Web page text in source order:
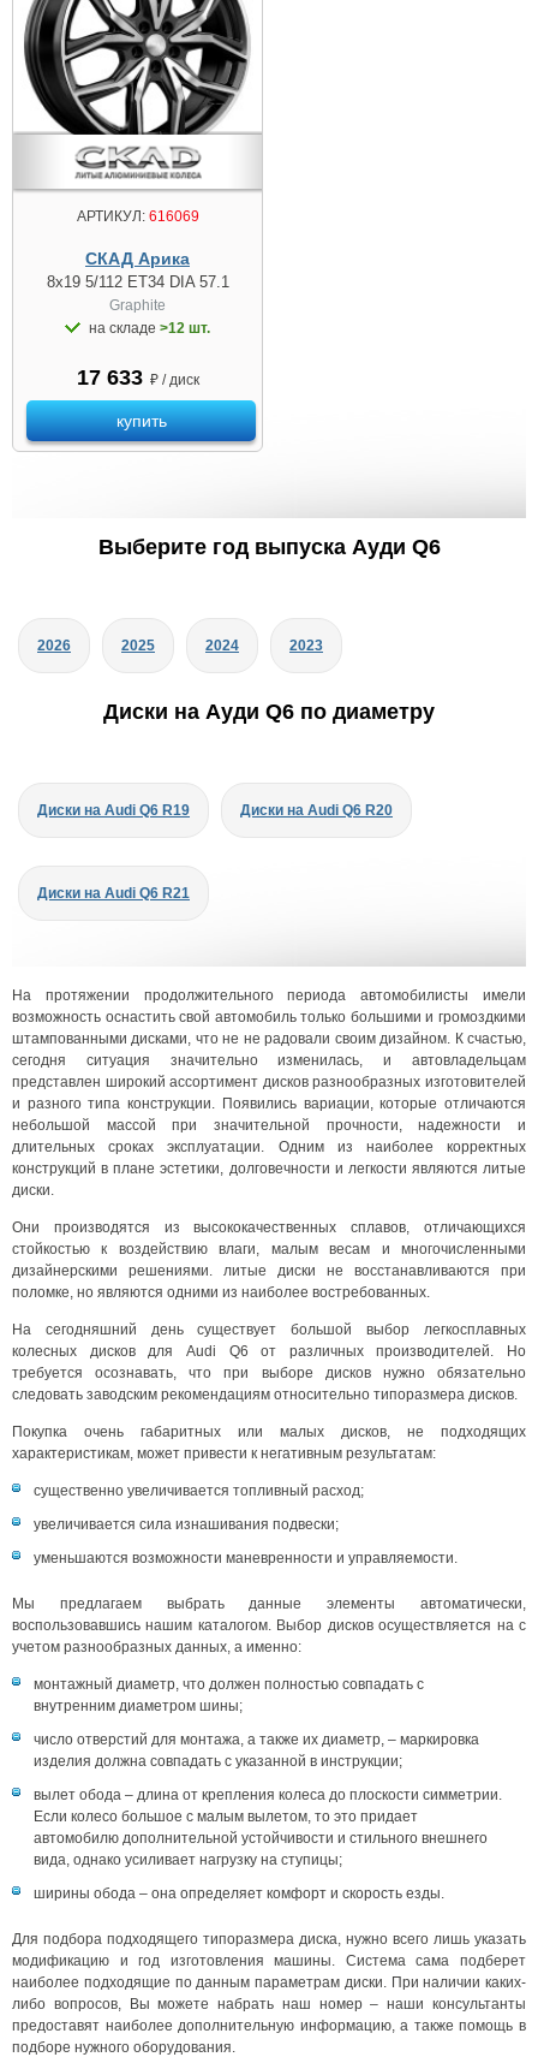
АРТИКУЛ:616069
СКАД Арика
8x19 5/112 ET34 DIA 57.1
Graphite
на складе >12 шт.
17 633 ₽ / диск
купить
Выберите год выпуска Ауди Q6
2026 2025 2024 2023
Диски на Ауди Q6 по диаметру
Диски на Audi Q6 R19 Диски на Audi Q6 R20
Диски на Audi Q6 R21
На протяжении продолжительного периода автомобилисты имели
возможность оснастить свой автомобиль только большими и громоздкими
штампованными дисками, что не не радовали своим дизайном. К счастью,
сегодня ситуация значительно изменилась, и автовладельцам
представлен широкий ассортимент дисков разнообразных изготовителей
и разного типа конструкции. Появились вариации, которые отличаются
небольшой массой при значительной прочности, надежности и
длительных сроках эксплуатации. Одним из наиболее корректных
конструкций в плане эстетики, долговечности и легкости являются литые
диски.
Они производятся из высококачественных сплавов, отличающихся
стойкостью к воздействию влаги, малым весам и многочисленными
дизайнерскими решениями. литые диски не восстанавливаются при
поломке, но являются одними из наиболее востребованных.
На сегодняшний день существует большой выбор легкосплавных
колесных дисков для Audi Q6 от различных производителей. Но
требуется осознавать, что при выборе дисков нужно обязательно
следовать заводским рекомендациям относительно типоразмера дисков.
Покупка очень габаритных или малых дисков, не подходящих
характеристикам, может привести к негативным результатам:
существенно увеличивается топливный расход;
увеличивается сила изнашивания подвески;
уменьшаются возможности маневренности и управляемости.
Мы предлагаем выбрать данные элементы автоматически,
воспользовавшись нашим каталогом. Выбор дисков осуществляется на с
учетом разнообразных данных, а именно:
монтажный диаметр, что должен полностью совпадать с
внутренним диаметром шины;
число отверстий для монтажа, а также их диаметр, – маркировка
изделия должна совпадать с указанной в инструкции;
вылет обода – длина от крепления колеса до плоскости симметрии.
Если колесо большое с малым вылетом, то это придает
автомобилю дополнительной устойчивости и стильного внешнего
вида, однако усиливает нагрузку на ступицы;
ширины обода – она определяет комфорт и скорость езды.
Для подбора подходящего типоразмера диска, нужно всего лишь указать
модификацию и год изготовления машины. Система сама подберет
наиболее подходящие по данным параметрам диски. При наличии каких-
либо вопросов, Вы можете набрать наш номер – наши консультанты
предоставят наиболее дополнительную информацию, а также помощь в
подборе нужного оборудования.